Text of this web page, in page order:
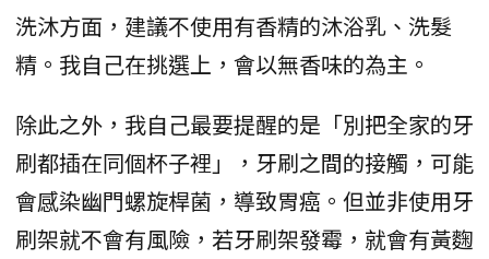
洗沐方面，建議不使用有香精的沐浴乳、洗髮
精。我自己在挑選上，會以無香味的為主。
除此之外，我自己最要提醒的是「別把全家的牙
刷都插在同個杯子裡」，牙刷之間的接觸，可能
會感染幽門螺旋桿菌，導致胃癌。但並非使用牙
刷架就不會有風險，若牙刷架發霉，就會有黃麴